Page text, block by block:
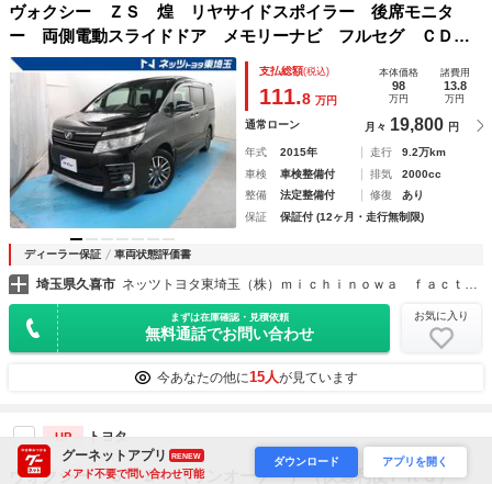
ヴォクシー ＺＳ 煌 リヤサイドスポイラー 後席モニタ
ー 両側電動スライドドア メモリーナビ フルセグ ＣＤ
ＤＶＤ ＥＴＣ ミュージックサーバー Ｂｌｕｅｔｏｏｔ
ｈ ＬＥＤヘッドランプ 純正１６インチアルミ スマートキ
支払総額(税込)
111.8 万円
本体価格
98
万円
諸費用
13.8
万円
通常ローン 月々 19,800 円
年式 2015年 走行
9.2万km
車検
車検整備付 排気
2000cc
整備
法定整備付 修復
あり
保証
保証付 (12ヶ月・走行無制限)
ディーラー保証 車両状態評価書
埼玉県久喜市
まずは在庫確認・見積依頼
無料通話でお問い合わせ
お気に入り
今あなたの他に15人が見ています
UP トヨタ
ヴォクシー Ｓ－Ｚ （ワンオーナー）（快適利便ＰＫＧ）
グーネットアプリ RENEW
メアド不要で問い合わせ可能
ダウンロード アプリを開く